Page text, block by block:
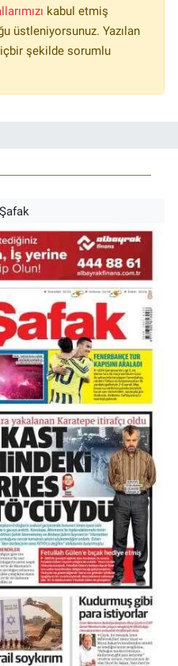
kabul etmiş
üstleniyorsunuz. Yazılan
şekilde sorumlu